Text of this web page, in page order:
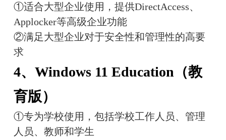
①适合大型企业使用，提供DirectAccess、
Applocker等高级企业功能
②满足大型企业对于安全性和管理性的高要
求
4、Windows 11 Education（教
育版）
①专为学校使用，包括学校工作人员、管理
人员、教师和学生